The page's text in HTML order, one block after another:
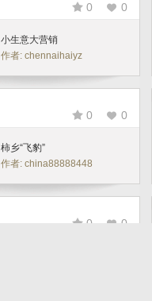
0 0
小生意大营销
作者: chennaihaiyz
0 0
柿乡“飞豹”
作者: china88888448
0 0